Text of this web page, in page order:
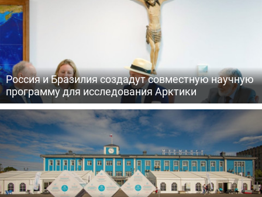
Россия и Бразилия создадут совместную научную
программу для исследования Арктики